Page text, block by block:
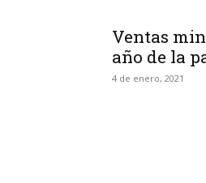
Ventas
año de la
4 de enero, 2021